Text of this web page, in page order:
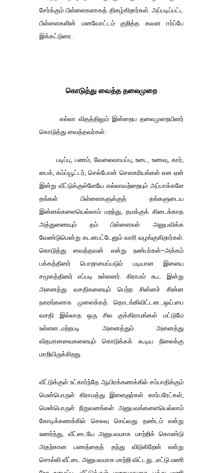
சேர்க்கும் பிள்ளைகளாகத் திகழ்கிறார்கள்.அப்படிப்பட்ட
பிள்ளைகளின் மனவோட்டம் குறித்த கவன ஈர்ப்பே
இக்கட்டுரை
கொடுத்து வைத்த தலைமுறை
எல்லா விதத்திலும் இன்றைய தலைமுறையினர்
கொடுத்து வைத்தவர்கள்
படிப்பு பணம், வேலைவாயப்பு ,உடை ,உணவு ,கார்
பைக் ,கம்ப்யூட்டர் ,செல்போன் செளகரியங்கள் என ஏன்
இன்று வீட்டுக்குள்ளேயே எல்லாவற்றையும் அப்பாக்களே
தங்கள் பிள்ளைகளுக்குத் தங்களுடைய
இன்னல்களையெல்லாம் மறந்து
தமக்குக் கிடைக்காத
அத்துணையும் தம் பிள்ளைகள் அனுபவிக்க
வேண்டுமென்று கடனபட்டேனும் வாரி வழங்குகிறார்கள்
கொடுத்து வைத்தவன் என்று நண்பர்கள்−அக்கம்
பக்கத்தினர் பொறாமைப்படும் படியான இளைய
சமூகத்தினர் எப்படி உள்ளனர் .கிராமம் கூட இன்று
அனைத்து வசதிகளையும் பெற்ற சின்னச் சின்ன
நகரங்களாக முளைக்கத் தொடங்கிவிட்டன
ஒய் பை
வசதி இல்லாத ஒரு சில குக்கிராமங்கள் மட்டுமே
உள்ளன மற்றபடி அனைத்தும் அனைத்து
விதமானவைகளையும் கொடுக்கக் கூடிய நிலைக்கு
மாறியிருக்கிறது
வீட்டுக்குள் உட்கார்ந்தே ஆயிரக்கணக்கில் சம்பாதிக்கும்
மென்பொருள் கிராமத்து இளைஞர்கள் கார்பரேட்கள்
மென்பொருள் நிறுவனங்கள் அனுபவங்களையெல்லாம்
கோடிக்கணக்கில் செலவு செய்வது தண்டம் என்று
உணர்ந்து
வீட்டையே அனுபவமாக மாற்றிக் கொண்டு
அதற்கான பணத்தைத் தந்து விடுகிறேன் என்று
சொல்லி வீட்டை அனுபவமாக மாற்றி விட்டது எட்டு மணி